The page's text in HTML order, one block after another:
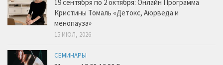
19 сентября по 2 октября: Онлайн Программа
Кристины Томаль «Детокс, Аюрведа и
менопауза»
15 ИЮЛ, 2026
СЕМИНАРЫ